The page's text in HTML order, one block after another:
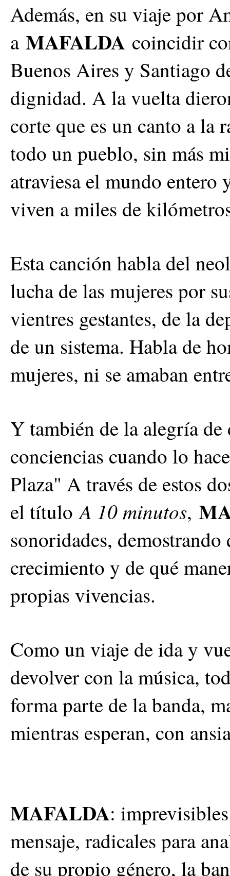
Además, en su viaje por
a MAFALDA coincidir
Buenos Aires y Santiago
dignidad. A la vuelta
corte que es un canto a la
todo un pueblo, sin más
atraviesa el mundo entero
viven a miles de
Esta canción habla del
lucha de las mujeres por
vientres gestantes, de la
de un sistema. Habla de
mujeres, ni se amaban
Y también de la alegría
conciencias cuando lo
Plaza" A través de estos
el títuloA 10 minutos,
sonoridades, demostrando
crecimiento y de qué
propias vivencias.
Como un viaje de ida y
devolver con la música,
forma parte de la banda,
mientras esperan, con
MAFALDA:
mensaje, radicales para
de su propio género, la